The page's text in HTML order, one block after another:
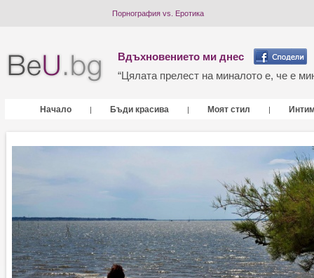
Порнография vs. Еротика
Вдъхновението ми днес
“Цялата прелест на миналото е, че е
Начало | Бъди красива | Моят стил |